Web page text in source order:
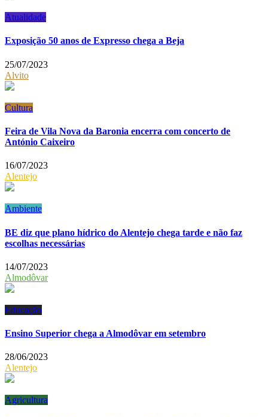
Atualidade
Exposição 50 anos de Expresso chega a Beja
25/07/2023
Alvito
Cultura
Feira de Vila Nova da Baronia encerra com concerto de
António Caixeiro
16/07/2023
Alentejo
Ambiente
BE diz que plano hídrico do Alentejo chega tarde e não faz
escolhas necessárias
14/07/2023
Almodôvar
Educação
Ensino Superior chega a Almodôvar em setembro
28/06/2023
Alentejo
Agricultura